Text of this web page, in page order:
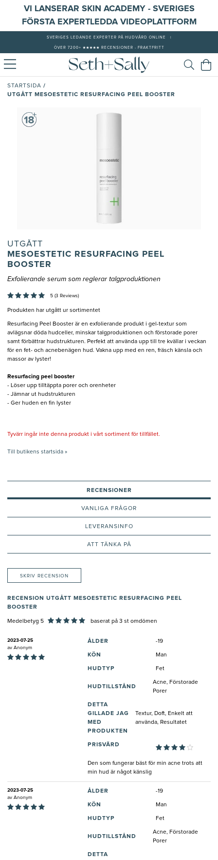
VI LANSERAR SKIN ACADEMY - SVERIGES
FÖRSTA EXPERTLEDDA VIDEOPLATTFORM
SVERIGES LEDANDE EXPERTER PÅ HUDVÅRD ONLINE
ÖVER 7200+ ★★★★★ RECENSIONER - FRAKTFRITT
STARTSIDA /
UTGÅTT MESOESTETIC RESURFACING PEEL BOOSTER
UTGÅTT
MESOESTETIC RESURFACING PEEL
BOOSTER
Exfolierande serum som reglerar talgproduktionen
5 (3 Reviews)
Produkten har utgått ur sortimentet
Resurfacing Peel Booster är en exfolierande produkt i gel-textur som
avlägsnar döda hudceller, minskar talgproduktionen och förstorade porer
samt förbättrar hudstrukturen. Perfekt att använda upp till tre kvällar i veckan
för en fet- och acnebenägen hud. Vakna upp med en ren, fräsch känsla och
massor av lyster!
Resurfacing peel booster
- Löser upp tilltäppta porer och orenheter
- Jämnar ut hudstrukturen
- Ger huden en fin lyster
Tyvärr ingår inte denna produkt i vårt sortiment för tillfället.
Till butikens startsida »
RECENSIONER
VANLIGA FRÅGOR
LEVERANSINFO
ATT TÄNKA PÅ
SKRIV RECENSION
RECENSION UTGÅTT MESOESTETIC RESURFACING PEEL
BOOSTER
Medelbetyg 5 baserat på 3 st omdömen
2023-07-25
av Anonym
ÅLDER -19
KÖN Man
HUDTYP Fet
HUDTILLSTÅND
Acne, Förstorade
Porer
DETTA
GILLADE JAG
MED
PRODUKTEN
Textur, Doft, Enkelt att
använda, Resultatet
PRISVÄRD
Den som fungerar bäst för min acne trots att
min hud är något känslig
2023-07-25
av Anonym
ÅLDER -19
KÖN Man
HUDTYP Fet
HUDTILLSTÅND
Acne, Förstorade
Porer
DETTA